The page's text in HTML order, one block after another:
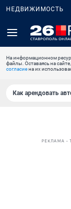
НЕДВИЖИМОСТЬ
На информационном
файлы. Оставаясь на
согласиена их
Как арендовать
РЕКЛАМА •